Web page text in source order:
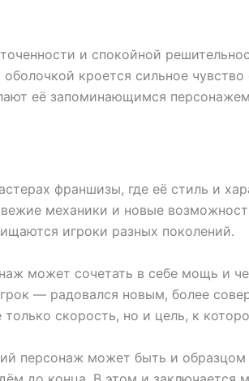
и спокойной
кроется сильное
её запоминающимся
франшизы, где её стиль и
механики и новые
игроки разных поколений.
может сочетать в себе мощь и
— радовался новым, более
скорость, но и цель, к
персонаж может быть и